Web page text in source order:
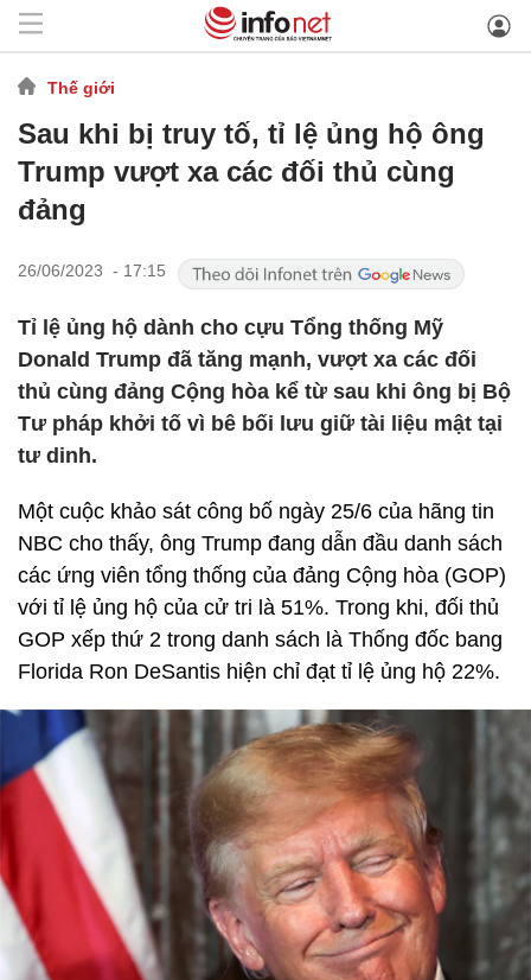
Thế giới
Sau khi bị truy tố, tỉ lệ ủng hộ ông
Trump vượt xa các đối thủ cùng
đảng
26/06/2023 - 17:15
Tỉ lệ ủng hộ dành cho cựu Tổng thống Mỹ
Donald Trump đã tăng mạnh, vượt xa các đối
thủ cùng đảng Cộng hòa kể từ sau khi ông bị Bộ
Tư pháp khởi tố vì bê bối lưu giữ tài liệu mật tại
tư dinh.
Một cuộc khảo sát công bố ngày 25/6 của hãng tin
NBC cho thấy, ông Trump đang dẫn đầu danh sách
các ứng viên tổng thống của đảng Cộng hòa (GOP)
với tỉ lệ ủng hộ của cử tri là 51%. Trong khi, đối thủ
GOP xếp thứ 2 trong danh sách là Thống đốc bang
Florida Ron DeSantis hiện chỉ đạt tỉ lệ ủng hộ 22%.